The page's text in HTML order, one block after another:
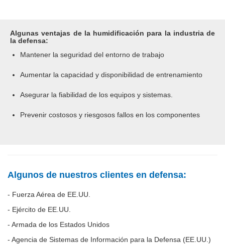
Algunas ventajas de la humidificación para la industria de
la defensa:
Mantener la seguridad del entorno de trabajo
Aumentar la capacidad y disponibilidad de entrenamiento
Asegurar la fiabilidad de los equipos y sistemas.
Prevenir costosos y riesgosos fallos en los componentes
Algunos de nuestros clientes en defensa:
- Fuerza Aérea de EE.UU.
- Ejército de EE.UU.
- Armada de los Estados Unidos
- Agencia de Sistemas de Información para la Defensa (EE.UU.)